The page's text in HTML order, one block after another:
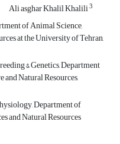
Ali asghar Khalil Khalili3
of Animal Science,
at the University of Tehran,
& Genetics, Department
Natural Resources,
Department of
and Natural Resources